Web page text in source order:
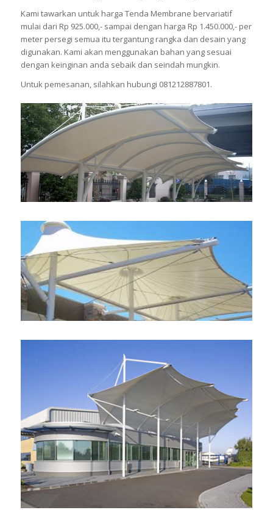
Kami tawarkan untuk harga Tenda Membrane bervariatif
mulai dari Rp 925.000,- sampai dengan harga Rp 1.450.000,- per
meter persegi semua itu tergantung rangka dan desain yang
digunakan. Kami akan menggunakan bahan yang sesuai
dengan keinginan anda sebaik dan seindah mungkin.
Untuk pemesanan, silahkan hubungi 081212887801.